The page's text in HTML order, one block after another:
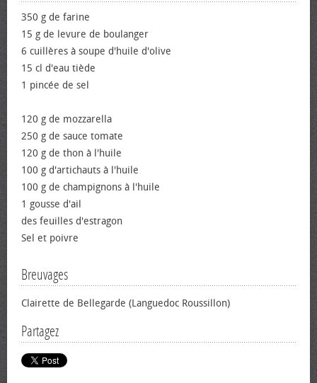
350 g de farine
15 g de levure de boulanger
6 cuillères à soupe d'huile d'olive
15 cl d'eau tiède
1 pincée de sel
120 g de mozzarella
250 g de sauce tomate
120 g de thon à l'huile
100 g d'artichauts à l'huile
100 g de champignons à l'huile
1 gousse d'ail
des feuilles d'estragon
Sel et poivre
Breuvages
Clairette de Bellegarde (Languedoc Roussillon)
Partagez